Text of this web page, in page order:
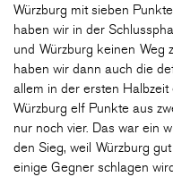
Würzburg mit sieben
haben wir in der
und Würzburg keinen Weg
haben wir dann auch die
allem in der ersten
Würzburg elf Punkte aus
nur noch vier. Das war ein
den Sieg, weil Würzburg
einige Gegner schlagen